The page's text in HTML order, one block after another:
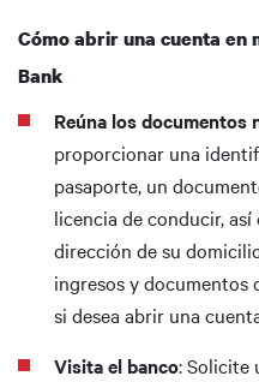
Cómo abrir una cuenta en
Bank
Reúna los documentos
proporcionar una
pasaporte, un
licencia de conducir,
dirección de su
ingresos y documentos
si desea abrir una
Visita el banco: Solicite